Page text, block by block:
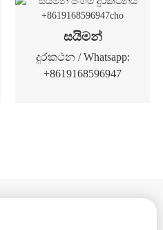
සයිමන්
දුරකථන / Whatsapp:
+8619168596947